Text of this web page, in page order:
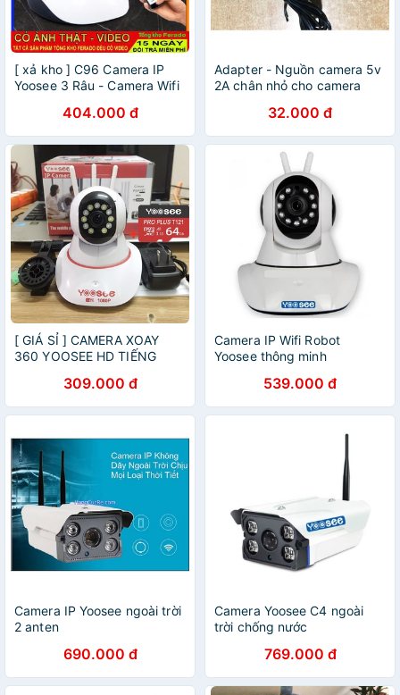
[ xả kho ] C96 Camera IP
Yoosee 3 Râu - Camera Wifi
- Siêu Nét404.000 đ
Adapter - Nguồn camera 5v
2A chân nhỏ cho camera
32.000 đ
[ GIÁ SỈ ] CAMERA XOAY
360 YOOSEE HD TIẾNG
YOOSEE309.000 đ
Camera IP Wifi Robot
Yoosee thông minh
539.000 đ
Camera IP Yoosee ngoài trời
2 anten
690.000 đ
Camera Yoosee C4 ngoài
trời chống nước
769.000 đ